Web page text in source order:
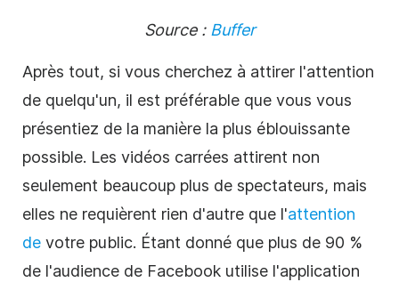
Source : Buffer
Après tout, si vous cherchez à attirer l'attention
de quelqu'un, il est préférable que vous vous
présentiez de la manière la plus éblouissante
possible. Les vidéos carrées attirent non
seulement beaucoup plus de spectateurs, mais
elles ne requièrent rien d'autre que l'attention
de votre public. Étant donné que plus de 90 %
de l'audience de Facebook utilise l'application